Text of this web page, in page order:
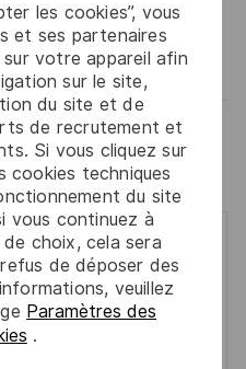
les cookies”, vous
et ses partenaires
votre appareil afin
sur le site,
du site et de
de recrutement et
Si vous cliquez sur
cookies techniques
du site
vous continuez à
choix, cela sera
de déposer des
veuillez
Paramètres des
.
Sauvegarder
jobs
a week